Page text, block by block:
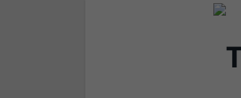
Die-